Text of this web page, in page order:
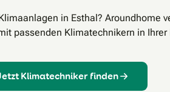
in Esthal? Aroundhome
passenden Klimatechnikern in Ihrer
Klimatechniker finden